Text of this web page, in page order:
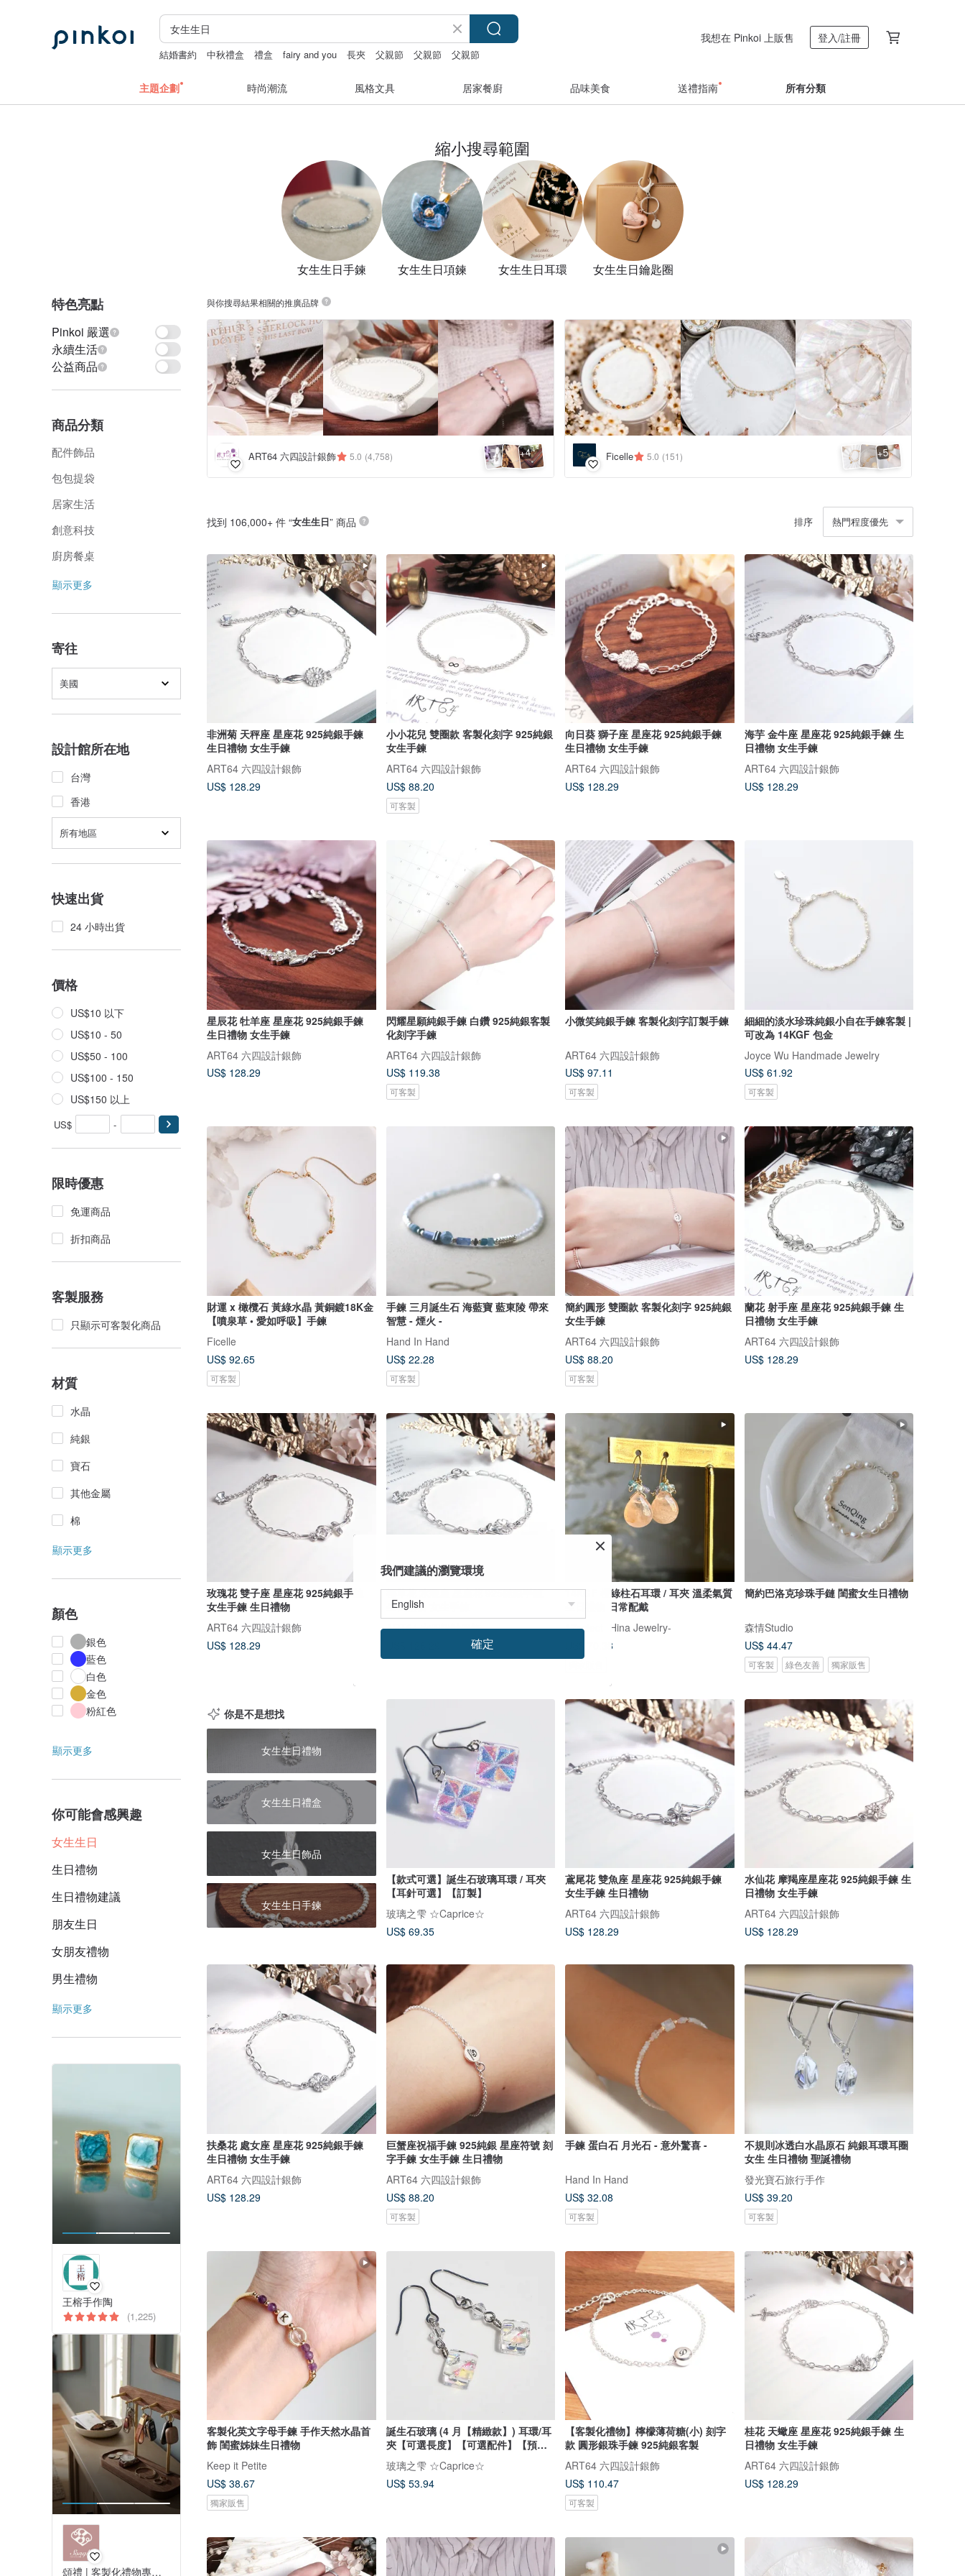
結婚書約 中秋禮盒 禮盒 fairy and you 長夾 父親節 父親節 父親節
我想在 Pinkoi 上販售 登入/註冊
主題企劃 時尚潮流 風格文具 居家餐廚 品味美食 送禮指南 所有分類
縮小搜尋範圍
女生生日手鍊 女生生日項鍊 女生生日耳環 女生生日鑰匙圈
特色亮點
Pinkoi 嚴選
永續生活
公益商品
商品分類
配件飾品
包包提袋
居家生活
創意科技
廚房餐桌
顯示更多
寄往
美國
設計館所在地
台灣
香港
所有地區
快速出貨
24 小時出貨
價格
US$10 以下
US$10 - 50
US$50 - 100
US$100 - 150
US$150 以上
US$ -
限時優惠
免運商品
折扣商品
客製服務
只顯示可客製化商品
材質
水晶
純銀
寶石
其他金屬
棉
顯示更多
顏色
銀色
藍色
白色
金色
粉紅色
顯示更多
你可能會感興趣
女生生日
生日禮物
生日禮物建議
朋友生日
女朋友禮物
男生禮物
顯示更多
王榕手作陶
(1,225)
頌禮 | 客製化禮物專門店
與你搜尋結果相關的推廣品牌
ART64 六四設計銀飾 5.0 (4,758) +4 Ficelle 5.0 (151) +5
找到 106,000+ 件 “女生生日” 商品 排序 熱門程度優先
非洲菊 天秤座 星座花 925純銀手鍊
生日禮物 女生手鍊
ART64 六四設計銀飾
US$ 128.29
小小花兒 雙圈款 客製化刻字 925純銀
女生手鍊
ART64 六四設計銀飾
US$ 88.20
可客製
向日葵 獅子座 星座花 925純銀手鍊
生日禮物 女生手鍊
ART64 六四設計銀飾
US$ 128.29
海芋 金牛座 星座花 925純銀手鍊 生
日禮物 女生手鍊
ART64 六四設計銀飾
US$ 128.29
星辰花 牡羊座 星座花 925純銀手鍊
生日禮物 女生手鍊
ART64 六四設計銀飾
US$ 128.29
閃耀星願純銀手鍊 白鑽 925純銀客製
化刻字手鍊
ART64 六四設計銀飾
US$ 119.38
可客製
小微笑純銀手鍊 客製化刻字訂製手鍊
ART64 六四設計銀飾
US$ 97.11
可客製
細細的淡水珍珠純銀小自在手鍊客製 |
可改為 14KGF 包金
Joyce Wu Handmade Jewelry
US$ 61.92
可客製
財運 x 橄欖石 黃綠水晶 黃銅鍍18K金
【噴泉草 • 愛如呼吸】手鍊
Ficelle
US$ 92.65
可客製
手鍊 三月誕生石 海藍寶 藍東陵 帶來
智慧 - 煙火 -
Hand In Hand
US$ 22.28
可客製
簡約圓形 雙圈款 客製化刻字 925純銀
女生手鍊
ART64 六四設計銀飾
US$ 88.20
可客製
蘭花 射手座 星座花 925純銀手鍊 生
日禮物 女生手鍊
ART64 六四設計銀飾
US$ 128.29
玫瑰花 雙子座 星座花 925純銀手鍊
女生手鍊 生日禮物
ART64 六四設計銀飾
US$ 128.29
櫻草花 水瓶座 星座花 925純銀手鍊
生日禮物 女生手鍊
ART64 六四設計銀飾
14KGF 橙綠柱石耳環 / 耳夾 溫柔氣質
生日禮物 日常配戴
17select -Hina Jewelry-
US$ 70.38
簡約巴洛克珍珠手鏈 閨蜜女生日禮物
森情Studio
US$ 44.47
可客製 綠色友善 獨家販售
你是不是想找
女生生日禮物
女生生日禮盒
女生生日飾品
女生生日手鍊
【款式可選】誕生石玻璃耳環 / 耳夾
【耳針可選】【訂製】
玻璃之雫 ☆Caprice☆
US$ 69.35
鳶尾花 雙魚座 星座花 925純銀手鍊
女生手鍊 生日禮物
ART64 六四設計銀飾
US$ 128.29
水仙花 摩羯座星座花 925純銀手鍊 生
日禮物 女生手鍊
ART64 六四設計銀飾
US$ 128.29
扶桑花 處女座 星座花 925純銀手鍊
生日禮物 女生手鍊
ART64 六四設計銀飾
US$ 128.29
巨蟹座祝福手鍊 925純銀 星座符號 刻
字手鍊 女生手鍊 生日禮物
ART64 六四設計銀飾
US$ 88.20
可客製
手鍊 蛋白石 月光石 - 意外驚喜 -
Hand In Hand
US$ 32.08
可客製
不規則冰透白水晶原石 純銀耳環耳圈
女生 生日禮物 聖誕禮物
發光寶石旅行手作
US$ 39.20
可客製
客製化英文字母手鍊 手作天然水晶首
飾 閨蜜姊妹生日禮物
Keep it Petite
US$ 38.67
獨家販售
誕生石玻璃 (4 月【精緻款】) 耳環/耳
夾【可選長度】【可選配件】【預約
製作】
玻璃之雫 ☆Caprice☆
US$ 53.94
【客製化禮物】檸檬薄荷糖(小) 刻字
款 圓形銀珠手鍊 925純銀客製
ART64 六四設計銀飾
US$ 110.47
可客製
桂花 天蠍座 星座花 925純銀手鍊 生
日禮物 女生手鍊
ART64 六四設計銀飾
US$ 128.29
我們建議的瀏覽環境
確定